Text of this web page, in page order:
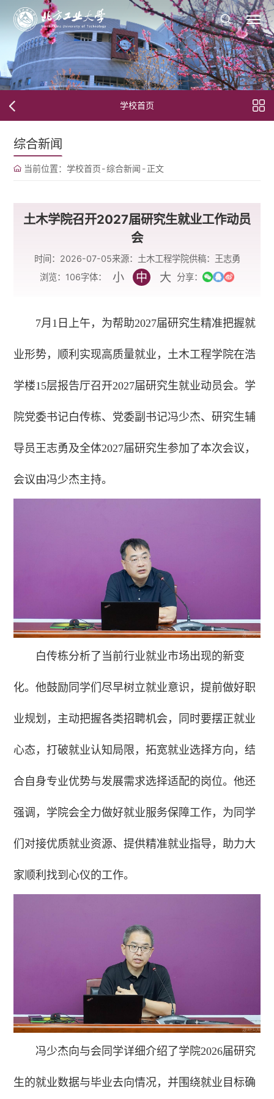
学校首页
综合新闻
当前位置： 学校首页-综合新闻 -正文
土木学院召开2027届研究生就业工作动员
会
时间：2026-07-05来源：土木工程学院供稿：王志勇
浏览： 106字体： 小 中 大 分享：
7月1日上午，为帮助2027届研究生精准把握就
业形势，顺利实现高质量就业，土木工程学院在浩
学楼15层报告厅召开2027届研究生就业动员会。学
院党委书记白传栋、党委副书记冯少杰、研究生辅
导员王志勇及全体2027届研究生参加了本次会议，
会议由冯少杰主持。
白传栋分析了当前行业就业市场出现的新变
化。他鼓励同学们尽早树立就业意识，提前做好职
业规划，主动把握各类招聘机会，同时要摆正就业
心态，打破就业认知局限，拓宽就业选择方向，结
合自身专业优势与发展需求选择适配的岗位。他还
强调，学院会全力做好就业服务保障工作，为同学
们对接优质就业资源、提供精准就业指导，助力大
家顺利找到心仪的工作。
冯少杰向与会同学详细介绍了学院2026届研究
生的就业数据与毕业去向情况，并围绕就业目标确